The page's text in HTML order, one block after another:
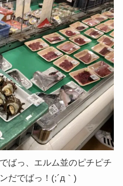
ばっ、エルム並のピチピチ
だでばっ！(;´д｀)